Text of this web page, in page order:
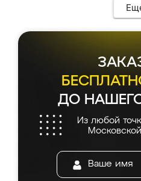
ДО
Из любой